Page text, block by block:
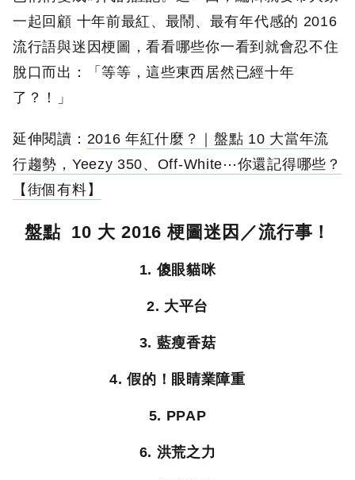
一起回顧 十年前最紅、最鬧、最有年代感的 2016
流行語與迷因梗圖，看看哪些你一看到就會忍不住
脫口而出：「等等，這些東西居然已經十年
了？！」
延伸閱讀： 2016 年紅什麼？｜盤點 10 大當年流
行趨勢，Yeezy 350、Off-White⋯你還記得哪些？
【街個有料】
盤點 10 大 2016 梗圖迷因／流行事！
1. 傻眼貓咪
2. 大平台
3. 藍瘦香菇
4. 假的！眼睛業障重
5. PPAP
6. 洪荒之力